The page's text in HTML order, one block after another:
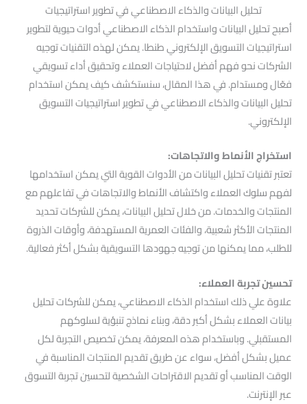
تحليل البيانات والذكاء الاصطناعي في تطوير استراتيجيات
أصبح تحليل البيانات واستخدام الذكاء الاصطناعي أدوات حيوية لتطوير
استراتيجيات التسويق الإلكتروني طنطا. يمكن لهذه التقنيات توجيه
الشركات نحو فهم أفضل لاحتياجات العملاء وتحقيق أداء تسويقي
فعّال ومستدام. في هذا المقال، سنستكشف كيف يمكن استخدام
تحليل البيانات والذكاء الاصطناعي في تطوير استراتيجيات التسويق
الإلكتروني.
استخراج الأنماط والاتجاهات:
تعتبر تقنيات تحليل البيانات من الأدوات القوية التي يمكن استخدامها
لفهم سلوك العملاء واكتشاف الأنماط والاتجاهات في تفاعلهم مع
المنتجات والخدمات. من خلال تحليل البيانات، يمكن للشركات تحديد
المنتجات الأكثر شعبية، والفئات العمرية المستهدفة، وأوقات الذروة
للطلب، مما يمكنها من توجيه جهودها التسويقية بشكل أكثر فعالية.
تحسين تجربة العملاء:
علاوة علي ذلك استخدام الذكاء الاصطناعي، يمكن للشركات تحليل
بيانات العملاء بشكل أكبر دقة، وبناء نماذج تنبؤية لسلوكهم
المستقبلي. وباستخدام هذه المعرفة، يمكن تخصيص التجربة لكل
عميل بشكل أفضل، سواء عن طريق تقديم المنتجات المناسبة في
الوقت المناسب أو تقديم الاقتراحات الشخصية لتحسين تجربة التسوق
عبر الإنترنت.